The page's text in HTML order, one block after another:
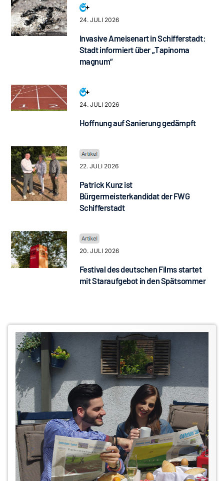
24. JULI 2026
Invasive Ameisenart in Schifferstadt:
Stadt informiert über „Tapinoma
magnum“
24. JULI 2026
Hoffnung auf Sanierung gedämpft
22. JULI 2026
Patrick Kunz ist
Bürgermeisterkandidat der FWG
Schifferstadt
20. JULI 2026
Festival des deutschen Films startet
mit Staraufgebot in den Spätsommer